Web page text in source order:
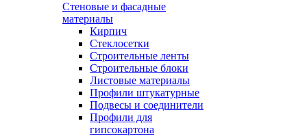
Стеновые и фасадные
материалы
Кирпич
Стеклосетки
Строительные ленты
Строительные блоки
Листовые материалы
Профили штукатурные
Подвесы и соединители
Профили для
гипсокартона